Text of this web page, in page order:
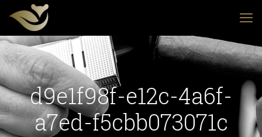
d9e1f98f-e12c-4a6f-
a7ed-f5cbb073071c